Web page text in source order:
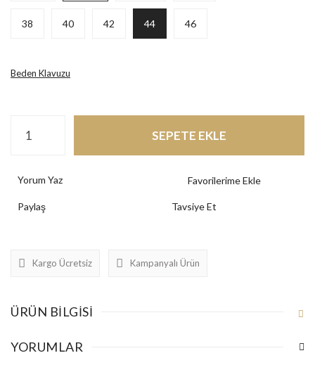
38 40 42 44 46
Beden Klavuzu
SEPETE EKLE
Yorum Yaz
Paylaş Tavsiye Et
Kargo Ücretsiz Kampanyalı Ürün
ÜRÜN BILGISI
YORUMLAR